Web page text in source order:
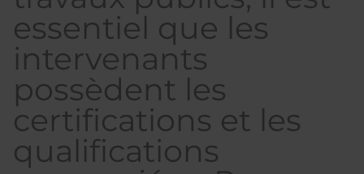
essentiel que les
intervenants
possèdent les
certifications et les
qualifications